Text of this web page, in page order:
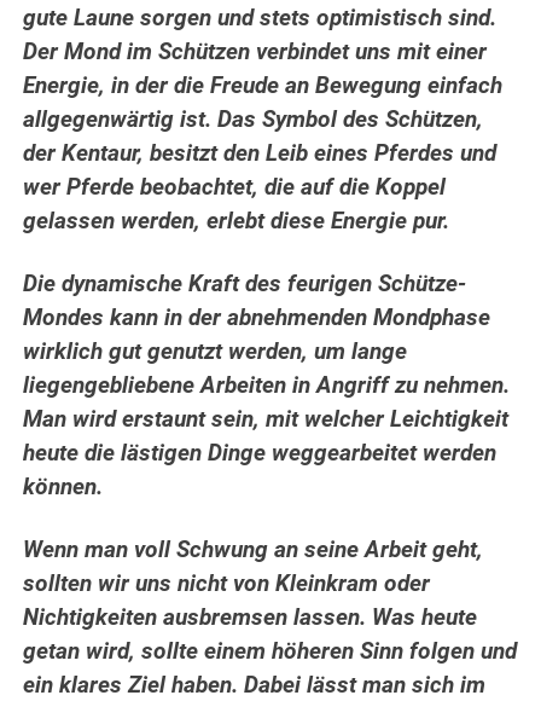
gute Laune sorgen und stets optimistisch sind.
Der Mond im Schützen verbindet uns mit einer
Energie, in der die Freude an Bewegung einfach
allgegenwärtig ist. Das Symbol des Schützen,
der Kentaur, besitzt den Leib eines Pferdes und
wer Pferde beobachtet, die auf die Koppel
gelassen werden, erlebt diese Energie pur.
Die dynamische Kraft des feurigen Schütze-
Mondes kann in der abnehmenden Mondphase
wirklich gut genutzt werden, um lange
liegengebliebene Arbeiten in Angriff zu nehmen.
Man wird erstaunt sein, mit welcher Leichtigkeit
heute die lästigen Dinge weggearbeitet werden
können.
Wenn man voll Schwung an seine Arbeit geht,
sollten wir uns nicht von Kleinkram oder
Nichtigkeiten ausbremsen lassen. Was heute
getan wird, sollte einem höheren Sinn folgen und
ein klares Ziel haben. Dabei lässt man sich im